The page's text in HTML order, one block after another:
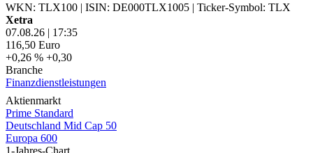
WKN: TLX100 | ISIN: DE000TLX1005 | Ticker-Symbol: TLX
Xetra
07.08.26 | 17:35
116,50 Euro
+0,26 % +0,30
Branche
Finanzdienstleistungen
Aktienmarkt
Prime Standard
Deutschland Mid Cap 50
Europa 600
1-Jahres-Chart